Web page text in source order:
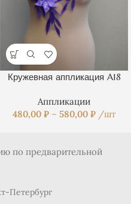
Кружевная аппликация A18
Аппликации
480,00 ₽ – 580,00 ₽ /шт
по предварительной
Петербург